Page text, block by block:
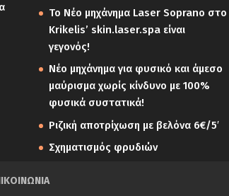
Το Νέο μηχάνημα Laser Soprano στο
Krikelis’ skin.laser.spa είναι
γεγονός!
Νέο μηχάνημα για φυσικό και άμεσο
μαύρισμα χωρίς κίνδυνο με 100%
φυσικά συστατικά!
Ριζική αποτρίχωση με βελόνα 6€/5′
Σχηματισμός φρυδιών